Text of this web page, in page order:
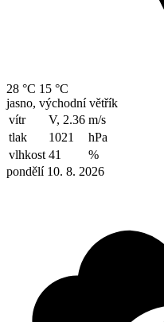
28 °C 15 °C
jasno, východní větřík
vítr
V, 2.36 m/s
tlak
1021
hPa
vlhkost 41
%
pondělí 10. 8. 2026